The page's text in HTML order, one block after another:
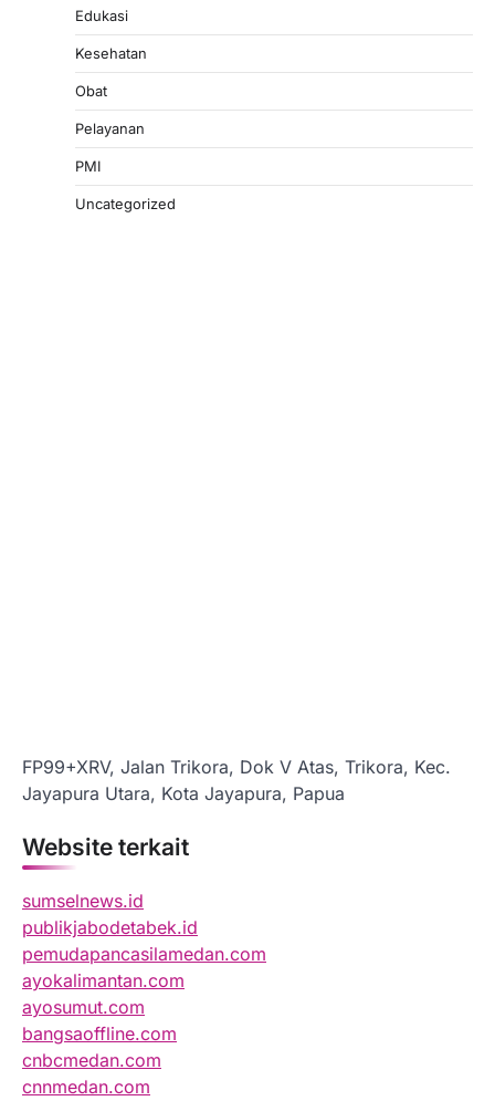
Edukasi
Kesehatan
Obat
Pelayanan
PMI
Uncategorized
FP99+XRV, Jalan Trikora, Dok V Atas, Trikora, Kec.
Jayapura Utara, Kota Jayapura, Papua
Website terkait
sumselnews.id
publikjabodetabek.id
pemudapancasilamedan.com
ayokalimantan.com
ayosumut.com
bangsaoffline.com
cnbcmedan.com
cnnmedan.com